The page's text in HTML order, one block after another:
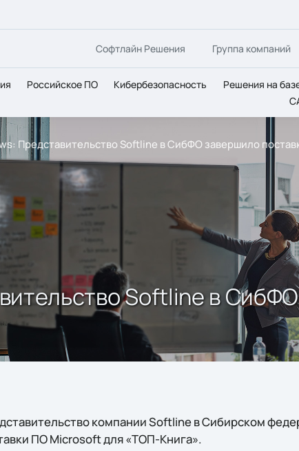
Софтлайн Решения Группа компаний
Российское ПО Кибербезопасность Решения на
Представительство Softline в СибФО завершило
Softline в
компании Softline в Сибирском
ПО Microsoft для «ТОП-Книга».